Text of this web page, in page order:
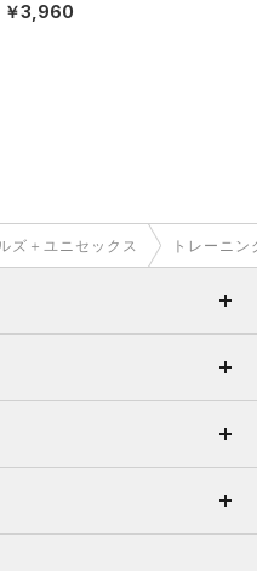
￥3,960
ズ＋ユニセックス トレーニン